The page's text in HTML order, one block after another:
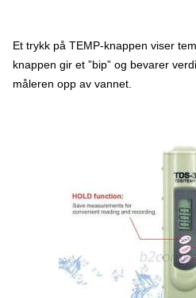
Et trykk på TEMP-knappen viser
knappen gir et ”bip” og bevarer
måleren opp av vannet.